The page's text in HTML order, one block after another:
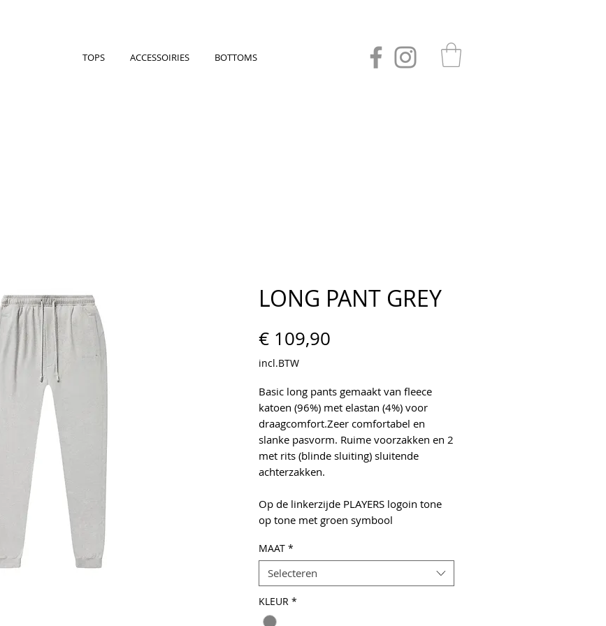
TOPS ACCESSOIRIES BOTTOMS
LONG PANT GREY
€ 109,90
incl.BTW
Basic long pants gemaakt van fleece
katoen (96%) met elastan (4%) voor
draagcomfort.Zeer comfortabel en
slanke pasvorm. Ruime voorzakken en 2
met rits (blinde sluiting) sluitende
achterzakken.
Op de linkerzijde PLAYERS logoin tone
op tone met groen symbool
MAAT *
Selecteren
KLEUR *